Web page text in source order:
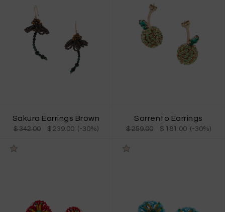
Sakura Earrings Brown
$ 342.00 $ 239.00 (-30%)
Sorrento Earrings
$ 259.00 $ 181.00 (-30%)